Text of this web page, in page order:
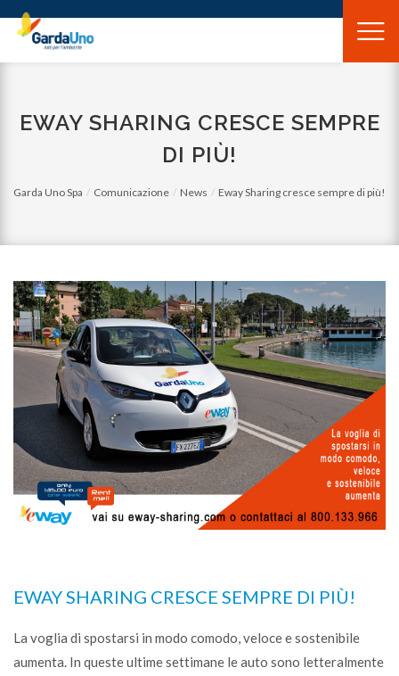
Gardauno
Spa
EWAY SHARING CRESCE SEMPRE
DI PIÙ!
Garda Uno Spa Comunicazione News Eway Sharing cresce sempre di più!
EWAY SHARING CRESCE SEMPRE DI PIÙ!
La voglia di spostarsi in modo comodo, veloce e sostenibile
aumenta. In queste ultime settimane le auto sono letteralmente